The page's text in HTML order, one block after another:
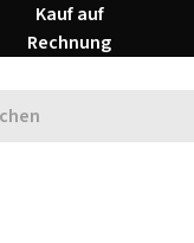
Kauf auf
Rechnung